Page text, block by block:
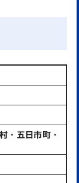
・五日市町・